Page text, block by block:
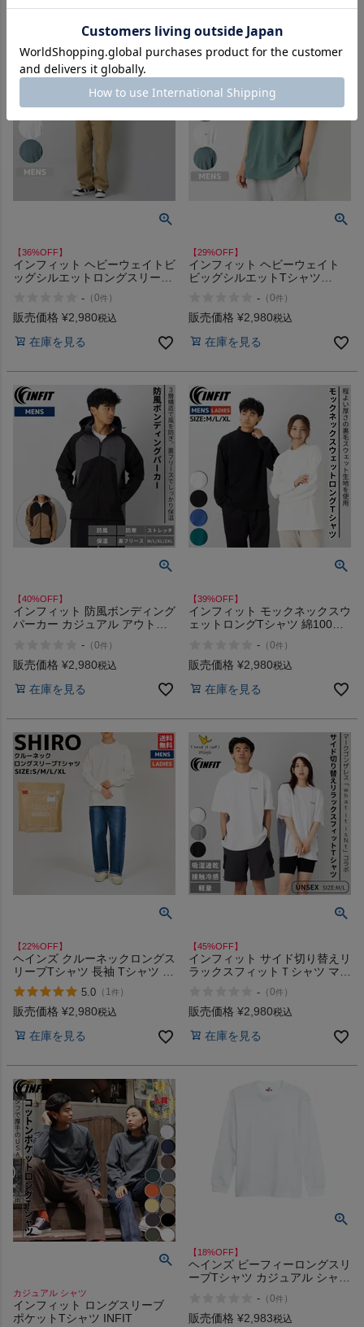
【36%OFF】
インフィット ヘビーウェイトビ
ッグシルエットロングスリーブ
- （0件 ）
販売価格 ¥2,980税込
在庫を見る
【29%OFF】
インフィット ヘビーウェイト
ビッグシルエットTシャツ
- （0件 ）
販売価格 ¥2,980税込
在庫を見る
【40%OFF】
インフィット 防風ボンディング
パーカー カジュアル アウトド
ー 保温 防寒 裏フリース INFIT
アウトレット セール
- （0件 ）
販売価格 ¥2,980税込
在庫を見る
【39%OFF】
インフィット モックネックスウ
ェットロングTシャツ 綿100%
ツ トレーニング 長袖 ロンT ト
ップス コットン INFIT アウト
- （0件 ）
販売価格 ¥2,980税込
在庫を見る
【22%OFF】
ヘインズ クルーネックロングス
リーブTシャツ 長袖 Tシャツ カ
ジュアル シャツ ロンT Hanes
SHIRO 010
5.0 （ 1件 ）
販売価格 ¥2,980税込
在庫を見る
【45%OFF】
インフィット サイド切り替えリ
ラックスフィットＴシャツ マー
ル アウトドア 半袖 シャツ 吸湿
速乾 接触冷感 軽量 ゴンバト お
トレット セール
- （0件 ）
販売価格 ¥2,980税込
在庫を見る
カジュアル シャツ
インフィット ロングスリーブ
ポケットTシャツ INFIT
【18%OFF】
ヘインズ ビーフィーロングスリ
ーブTシャツ カジュアル シャツ
- （0件 ）
販売価格 ¥2,983税込